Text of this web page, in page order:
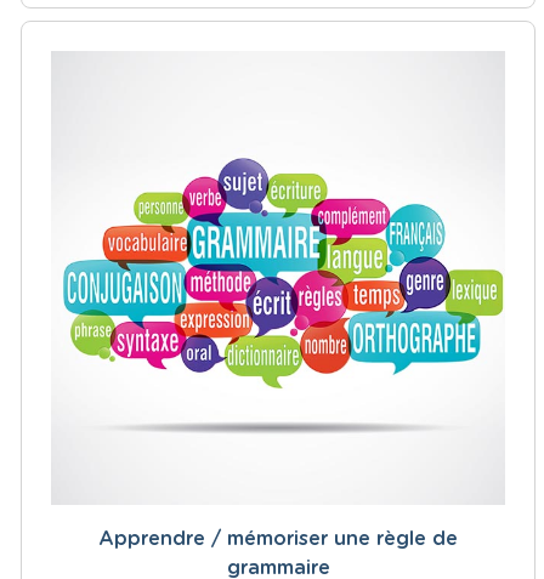
Apprendre / mémoriser une règle de
grammaire